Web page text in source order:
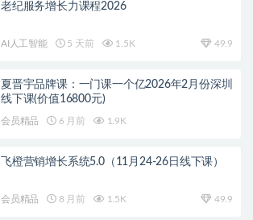
老纪服务增长力课程2026
AI人工智能 5 天前 1.5K 49.9
夏晋宇品牌课：一门课一个亿2026年2月份深圳
线下课(价值16800元)
会员精品 6 月前 1.9K
飞橙营销增长系统5.0（11月24-26日线下课）
会员精品 8 月前 1.5K 49.9